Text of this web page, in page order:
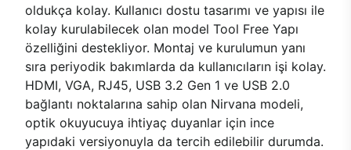
oldukça kolay. Kullanıcı dostu tasarımı ve yapısı ile
kolay kurulabilecek olan model Tool Free Yapı
özelliğini destekliyor. Montaj ve kurulumun yanı
sıra periyodik bakımlarda da kullanıcıların işi kolay.
HDMI, VGA, RJ45, USB 3.2 Gen 1 ve USB 2.0
bağlantı noktalarına sahip olan Nirvana modeli,
optik okuyucuya ihtiyaç duyanlar için ince
yapıdaki versiyonuyla da tercih edilebilir durumda.